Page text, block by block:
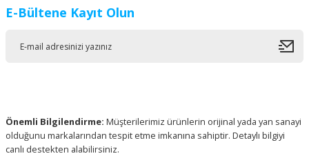
E-Bültene Kayıt Olun
Önemli Bilgilendirme: Müşterilerimiz ürünlerin orijinal yada yan sanayi
olduğunu markalarından tespit etme imkanına sahiptir. Detaylı bilgiyi
canlı destekten alabilirsiniz.